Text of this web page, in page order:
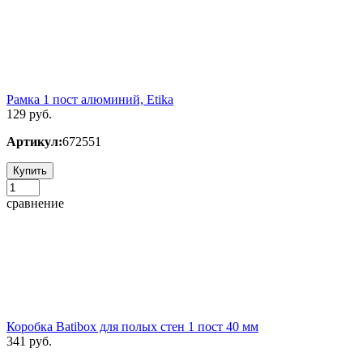
Рамка 1 пост алюминий, Etika
129 руб.
Артикул:672551
Купить
сравнение
Коробка Batibox для полых стен 1 пост 40 мм
341 руб.